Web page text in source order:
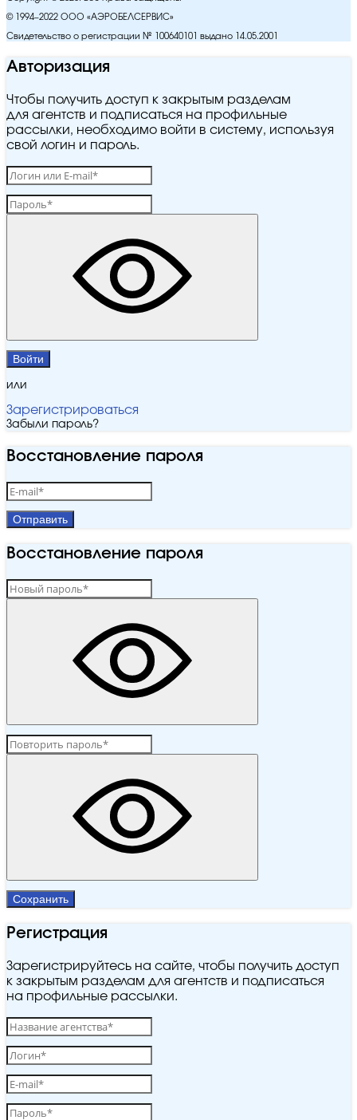
© 1994–2022 ООО «АЭРОБЕЛСЕРВИС»
Свидетельство о регистрации № 100640101 выдано 14.05.2001
Авторизация
Чтобы получить доступ к закрытым разделам
для агентств и подписаться на профильные
рассылки, необходимо войти в систему, используя
свой логин и пароль.
Войти
или
Зарегистрироваться
Забыли пароль?
Восстановление пароля
Отправить
Восстановление пароля
Сохранить
Регистрация
Зарегистрируйтесь на сайте, чтобы получить доступ
к закрытым разделам для агентств и подписаться
на профильные рассылки.